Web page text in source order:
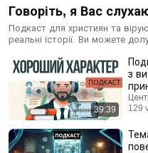
Говоріть, я Вас
Подкаст для християн та
реальні історії. Ви можете
39:39
з
129